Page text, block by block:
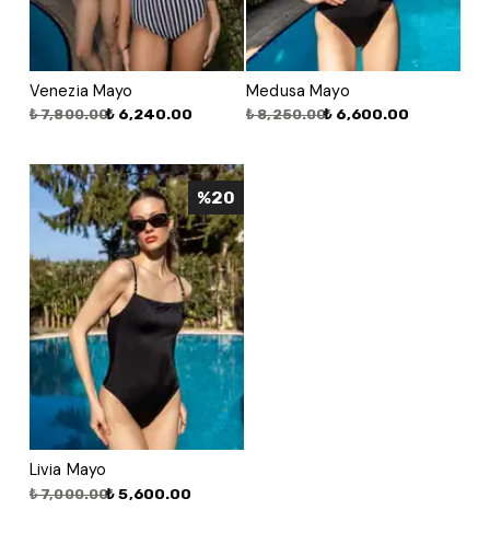
Venezia Mayo
₺ 7,800.00₺ 6,240.00
Medusa Mayo
₺ 8,250.00₺ 6,600.00
Livia Mayo
₺ 7,000.00₺ 5,600.00
%20